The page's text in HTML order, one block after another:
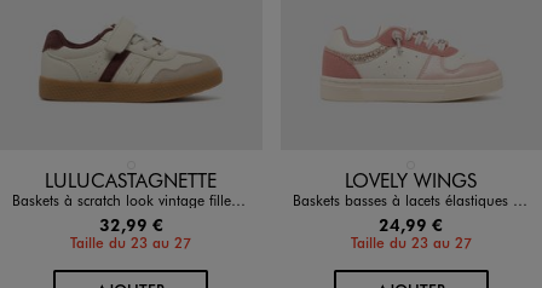
Disponible en 1 coloris
LULUCASTAGNETTE
Baskets à scratch look vintage fille - LuluCastagnette
32,99 €
Taille du 23 au 27
Disponible en 1 coloris
LOVELY WINGS
Baskets basses à lacets élastiques et détails brillants fille - Lovely Wings
24,99 €
Taille du 23 au 27